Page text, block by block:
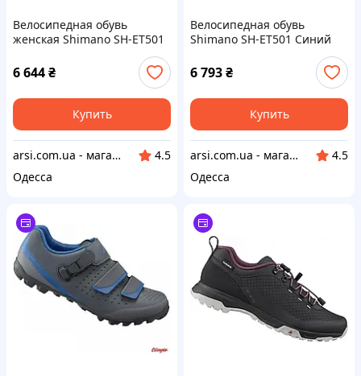
Велосипедная обувь
женская Shimano SH-ET501
6 644₴
Купить
arsi.com.ua - магазин техники
4.5
Одесса
Велосипедная обувь
Shimano SH-ET501 Синий
6 793₴
Купить
arsi.com.ua - магазин техники
4.5
Одесса